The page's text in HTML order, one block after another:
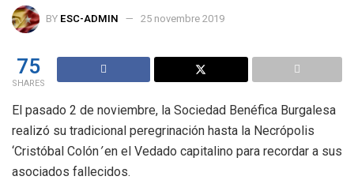
BY ESC-ADMIN 25 novembre 2019
75
SHARES
El pasado 2 de noviembre, la Sociedad Benéfica Burgalesa
realizó su tradicional peregrinación hasta la Necrópolis
‘Cristóbal Colón’en el Vedado capitalino para recordar a sus
asociados fallecidos.